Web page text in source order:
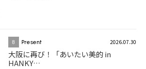
8 Present 2026.07.30
大阪に再び！「あいたい美的 in
HANKY…